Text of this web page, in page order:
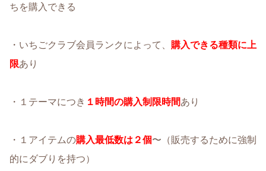
ちを購入できる
・いちごクラブ会員ランクによって、 購入できる種類に上
限あり
・１テーマにつき １時間の購入制限時間あり
・１アイテムの購入最低数は２個〜（販売するために強制
的にダブりを持つ）